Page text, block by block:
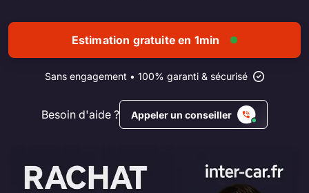
Estimation gratuite en 1min
Sans engagement • 100% garanti & sécurisé
Besoin d'aide ? Appeler un conseiller